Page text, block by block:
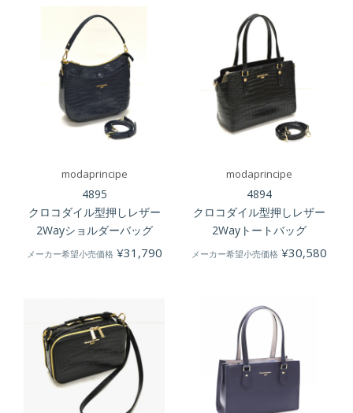
modaprincipe
4895
クロコダイル型押しレザー
2Wayショルダーバッグ
メーカー希望小売価格 ¥31,790
modaprincipe
4894
クロコダイル型押しレザー
2Wayトートバッグ
メーカー希望小売価格 ¥30,580